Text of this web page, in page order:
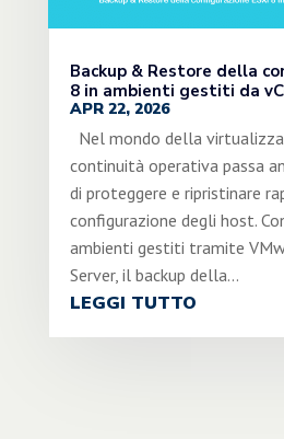
Backup & Restore della
8 in ambienti gestiti da
APR 22, 2026
Nel mondo della
continuità operativa passa
di proteggere e ripristinare
configurazione degli host.
ambienti gestiti tramite
Server, il backup della...
LEGGI TUTTO